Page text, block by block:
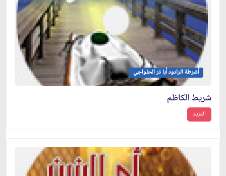
أشرطة الرادود أبا ذر الحلواجي
شريط الكاظم
المزيد